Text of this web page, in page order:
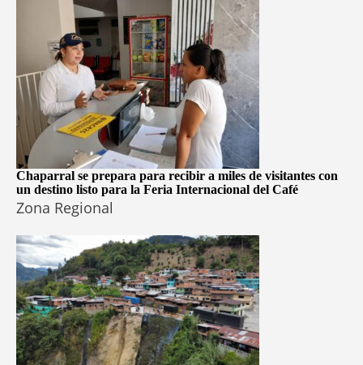
Chaparral se prepara para recibir a miles de visitantes con
un destino listo para la Feria Internacional del Café
Zona Regional